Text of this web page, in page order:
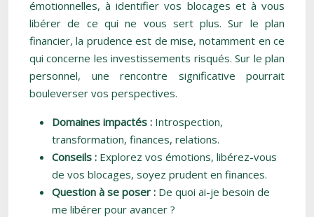
émotionnelles, à identifier vos blocages et à vous
libérer de ce qui ne vous sert plus. Sur le plan
financier, la prudence est de mise, notamment en ce
qui concerne les investissements risqués. Sur le plan
personnel, une rencontre significative pourrait
bouleverser vos perspectives.
Domaines impactés : Introspection,
transformation, finances, relations.
Conseils : Explorez vos émotions, libérez-vous
de vos blocages, soyez prudent en finances.
Question à se poser : De quoi ai-je besoin de
me libérer pour avancer ?